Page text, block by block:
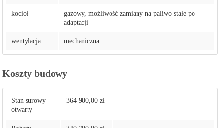
kocioł
gazowy, możliwość zamiany na paliwo stałe po
adaptacji
wentylacja mechaniczna
Koszty budowy
Stan surowy
otwarty
364 900,00 zł